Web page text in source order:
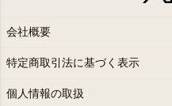
会社概要
特定商取引法に基づく表示
個人情報の取扱